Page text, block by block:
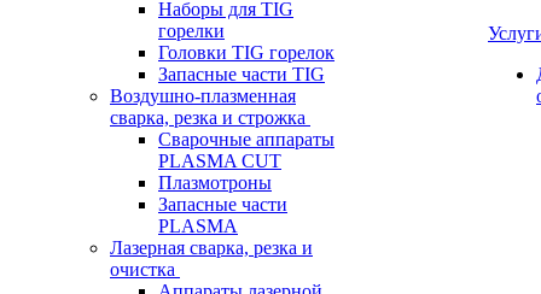
Наборы для TIG
горелки
Головки TIG горелок
Запасные части TIG
Воздушно-плазменная
сварка, резка и строжка
Сварочные аппараты
PLASMA CUT
Плазмотроны
Запасные части
PLASMA
Лазерная сварка, резка и
очистка